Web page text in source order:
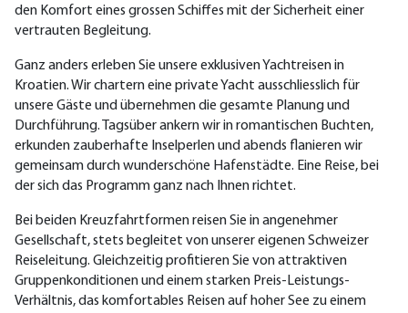
den Komfort eines grossen Schiffes mit der Sicherheit einer
vertrauten Begleitung.
Ganz anders erleben Sie unsere exklusiven Yachtreisen in
Kroatien. Wir chartern eine private Yacht ausschliesslich für
unsere Gäste und übernehmen die gesamte Planung und
Durchführung. Tagsüber ankern wir in romantischen Buchten,
erkunden zauberhafte Inselperlen und abends flanieren wir
gemeinsam durch wunderschöne Hafenstädte. Eine Reise, bei
der sich das Programm ganz nach Ihnen richtet.
Bei beiden Kreuzfahrtformen reisen Sie in angenehmer
Gesellschaft, stets begleitet von unserer eigenen Schweizer
Reiseleitung. Gleichzeitig profitieren Sie von attraktiven
Gruppenkonditionen und einem starken Preis-Leistungs-
Verhältnis, das komfortables Reisen auf hoher See zu einem